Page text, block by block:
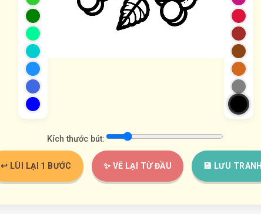
Kích thước bút:
↩️ LÙI LẠI 1 BƯỚC ✨ VẼ LẠI TỪ ĐẦU 💾 LƯU TRANH